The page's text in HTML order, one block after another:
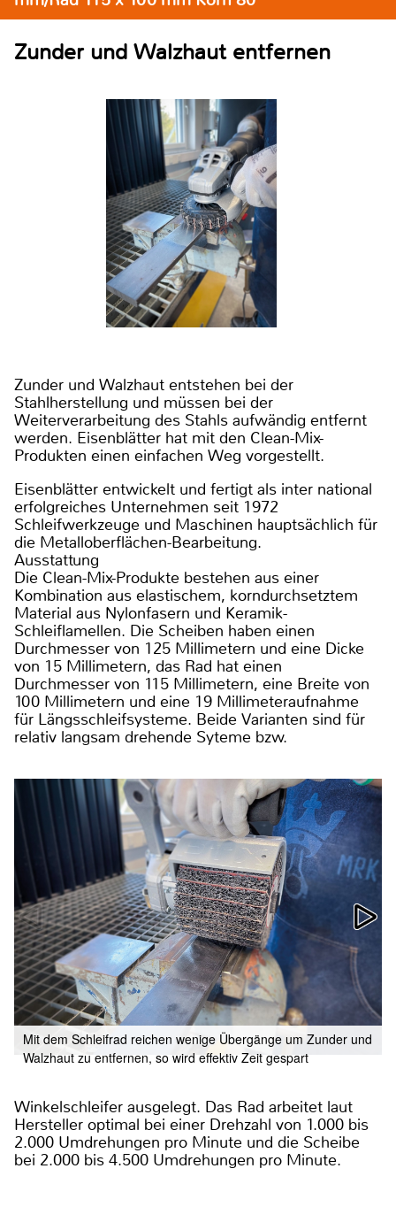
Zunder und Walzhaut entfernen
Zunder und Walzhaut entstehen bei der
Stahlherstellung und müssen bei der
Weiterverarbeitung des Stahls aufwändig entfernt
werden. Eisenblätter hat mit den Clean-Mix-
Produkten einen einfachen Weg vorgestellt.
Eisenblätter entwickelt und fertigt als inter national
erfolgreiches Unternehmen seit 1972
Schleifwerkzeuge und Maschinen hauptsächlich für
die Metalloberflächen-Bearbeitung.
Ausstattung
Die Clean-Mix-Produkte bestehen aus einer
Kombination aus elastischem, korndurchsetztem
Material aus Nylonfasern und Keramik-
Schleiflamellen. Die Scheiben haben einen
Durchmesser von 125 Millimetern und eine Dicke
von 15 Millimetern, das Rad hat einen
Durchmesser von 115 Millimetern, eine Breite von
100 Millimetern und eine 19 Millimeteraufnahme
für Längsschleifsysteme. Beide Varianten sind für
relativ langsam drehende Syteme bzw.
Mit dem Schleifrad reichen wenige Übergänge um Zunder und
Walzhaut zu entfernen, so wird effektiv Zeit gespart
Winkelschleifer ausgelegt. Das Rad arbeitet laut
Hersteller optimal bei einer Drehzahl von 1.000 bis
2.000 Umdrehungen pro Minute und die Scheibe
bei 2.000 bis 4.500 Umdrehungen pro Minute.